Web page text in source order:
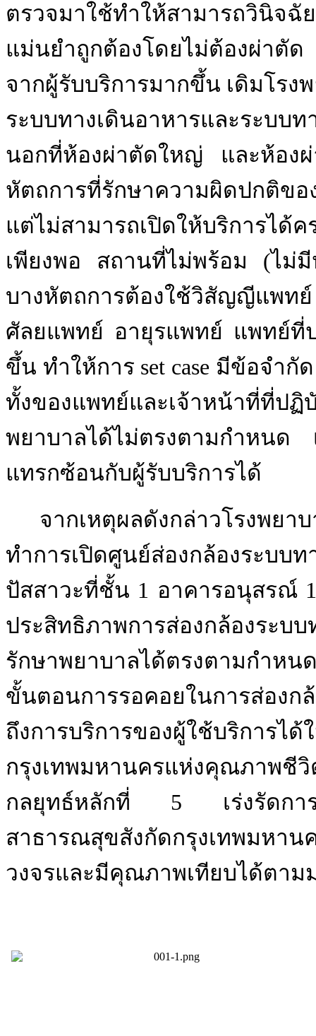
ตรวจมาใช้ทำให้สามารถวินิจฉั
แม่นยำถูกต้องโดยไม่ต้องผ่าตัด
จากผู้รับบริการมากขึ้น เดิมโรง
ระบบทางเดินอาหารและระบบ
นอกที่ห้องผ่าตัดใหญ่
และห้อง
หัตถการที่รักษาความผิดปกติขอ
แต่ไม่สามารถเปิดให้บริการได้ค
เพียงพอ
สถานที่ไม่พร้อม (ไม่มี
บางหัตถการต้องใช้วิสัญญีแพทย์
ศัลยแพทย์ อายุรแพทย์ แพทย์ที่
ขึ้น ทำให้การ set case มีข้อจำกัด
ทั้งของแพทย์และเจ้าหน้าที่ที่ปฏิ
พยาบาลได้ไม่ตรงตามกำหนด
แทรกซ้อนกับผู้รับบริการได้
จากเหตุผลดังกล่าวโรงพยา
ทำการเปิดศูนย์ส่องกล้องระบบท
ปัสสาวะที่ชั้น 1 อาคารอนุสรณ์
ประสิทธิภาพการส่องกล้องระบบ
รักษาพยาบาลได้ตรงตามกำหน
ขั้นตอนการรอคอยในการส่องก
ถึงการบริการของผู้ใช้บริการได้
กรุงเทพมหานครแห่งคุณภาพชี
กลยุทธ์หลักที่ 5
เร่งรัดก
สาธารณสุขสังกัดกรุงเทพมห
วงจรและมีคุณภาพเทียบได้ตาม